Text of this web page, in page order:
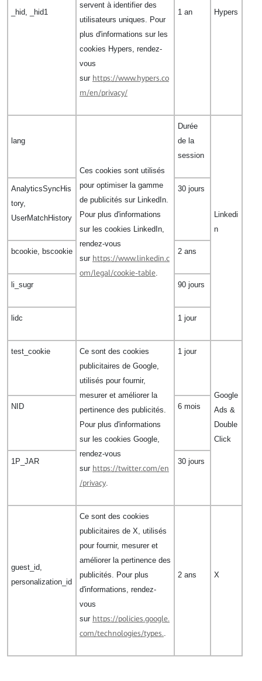
_hid, _hid1
servent à identifier des
utilisateurs uniques. Pour
plus d'informations sur les
cookies Hypers, rendez-
vous
sur https://www.hypers.co
m/en/privacy/
1 an Hypers
lang
Ces cookies sont utilisés
pour optimiser la gamme
de publicités sur LinkedIn.
Pour plus d'informations
sur les cookies LinkedIn,
rendez-vous
sur https://www.linkedin.c
om/legal/cookie-table.
Durée
de la
session
Linkedi
n
AnalyticsSyncHis
tory,
UserMatchHistory
30 jours
bcookie, bscookie 2 ans
li_sugr 90 jours
lidc 1 jour
test_cookie
Ce sont des cookies
publicitaires de Google,
utilisés pour fournir,
mesurer et améliorer la
pertinence des publicités.
Pour plus d'informations
sur les cookies Google,
rendez-vous
sur https://twitter.com/en
/privacy.
1 jour
Google
Ads &
Double
Click
NID 6 mois
1P_JAR 30 jours
guest_id,
personalization_id
Ce sont des cookies
publicitaires de X, utilisés
pour fournir, mesurer et
améliorer la pertinence des
publicités. Pour plus
d'informations, rendez-
vous
sur https://policies.google.
com/technologies/types..
2 ans X